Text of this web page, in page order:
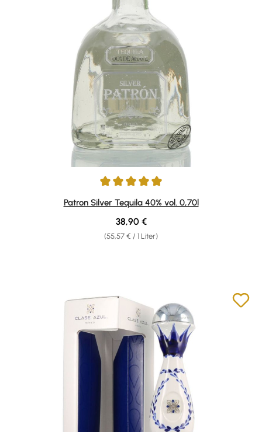
Durchschnittliche Bewertung von 4.92 von 5 Sternen
Patron Silver Tequila 40% vol. 0,70l
(55,57 € / 1 Liter)
Regulärer Preis:
38,90 €